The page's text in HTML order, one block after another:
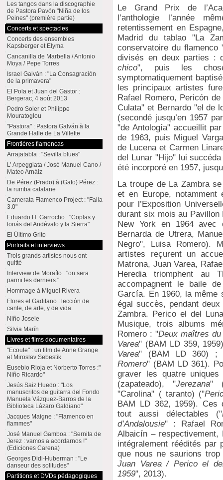
Le Grand Prix de
l’anthologie l’année
retentissement en
Madrid du tablao "La
conservatoire du
divisés en deux parties :
chico", puis les
symptomatiquement
les principaux artistes
Rafael Romero, Pericón
Culata" et Bernardo "el de
(secondé jusqu’en 1957
"de Antología" accueillit
de 1963, puis Miguel
de Lucena et Carmen
del Lunar "Hijo" lui
été incorporé en 1957,
La troupe de La Zambra
et en Europe,
pour l’Exposition
durant six mois au Pavillon
New York en 1964 avec
Bernarda de Utrera,
Negro", Luisa Romero).
artistes reçurent un
Matrona, Juan Varea,
Heredia triomphent au
accompagnent le baile
García. En 1960, la même
égal succès, pendant
Zambra. Perico el del
Musique, trois albums
Romero : "Deux maîtres
Varea" (BAM LD 359,
Varea" (BAM LD 360) ;
Romero" (BAM LD 361).
graver les quatre
(zapateado), "Jerezana"
"Carolina" ( taranto) ("
BAM LD 362, 1959). Ces
tout aussi délectables ("
d’Andalousie" : Rafael
Albaicín –
intégralement réédités par
que nous ne saurions
Juan Varea / Perico el
1959", 2013).
Les tangos dans la discographie
de Pastora Pavón "Niña de los
Peines" (première partie)
Concerts et spectacles
Concerts des ensembles
Kapsberger et Elyma
Cancanilla de Marbella / Antonio
Moya / Pepe Torres
Israel Galván : "La Consagración
de la primavera"
El Pola et Juan del Gastor :
Bergerac, 4 août 2013
Pedro Soler et Philippe
Mouratoglou
"Pastora" : Pastora Galván à la
Grande Halle de La Villette
Frontières flamencas
Arrajatabla : "Sevilla blues"
L’ Arpeggiata / José Manuel Cano /
Mateo Arnáiz
De Pérez (Prado) à (Gato) Pérez :
la rumba catalane
Camerata Flamenco Project : "Falla
3.0"
Eduardo H. Garrocho : "Coplas y
tonás del Andévalo y la Sierra"
El Último Grito
Portraits et interviews
Trois grands artistes nous ont
quitté
Interview de Moraíto : "on sera
parmi les derniers."
Hommage à Miguel Rivera
Flores el Gaditano : lección de
cante, de arte, y de vida.
Niño Josele
Silvia Marín
Livres et films documentaires
"Ecoute" : un film de Anne Grange
et Miroslav Sebestik
Eusebio Rioja et Norberto Torres :"
Niño Ricardo"
Jesús Saiz Huedo : "Los
manuscritos de guitarra del Fondo
Manuela Vázquez-Barros de la
Biblioteca Lázaro Galdiano"
Jacques Maigne : "Flamenco en
flammes"
José Manuel Gamboa : "Sernita de
Jerez : vamos a acordarnos !"
(Ediciones Carena)
Georges Didi-Huberman : "Le
danseur des solitudes"
Partitions et DVDs pédagogiques